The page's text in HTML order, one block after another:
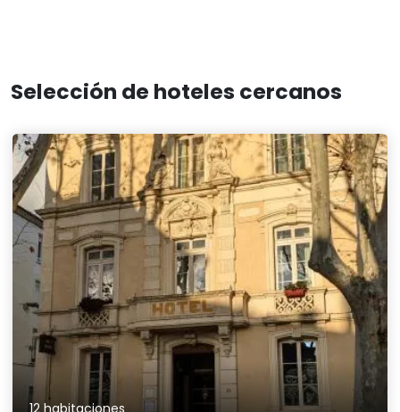
Selección de hoteles cercanos